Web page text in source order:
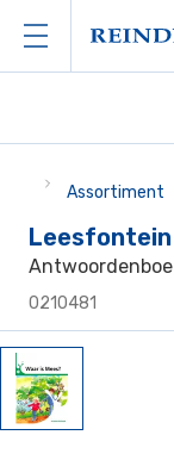
Assortiment
Leesfontein
0210481